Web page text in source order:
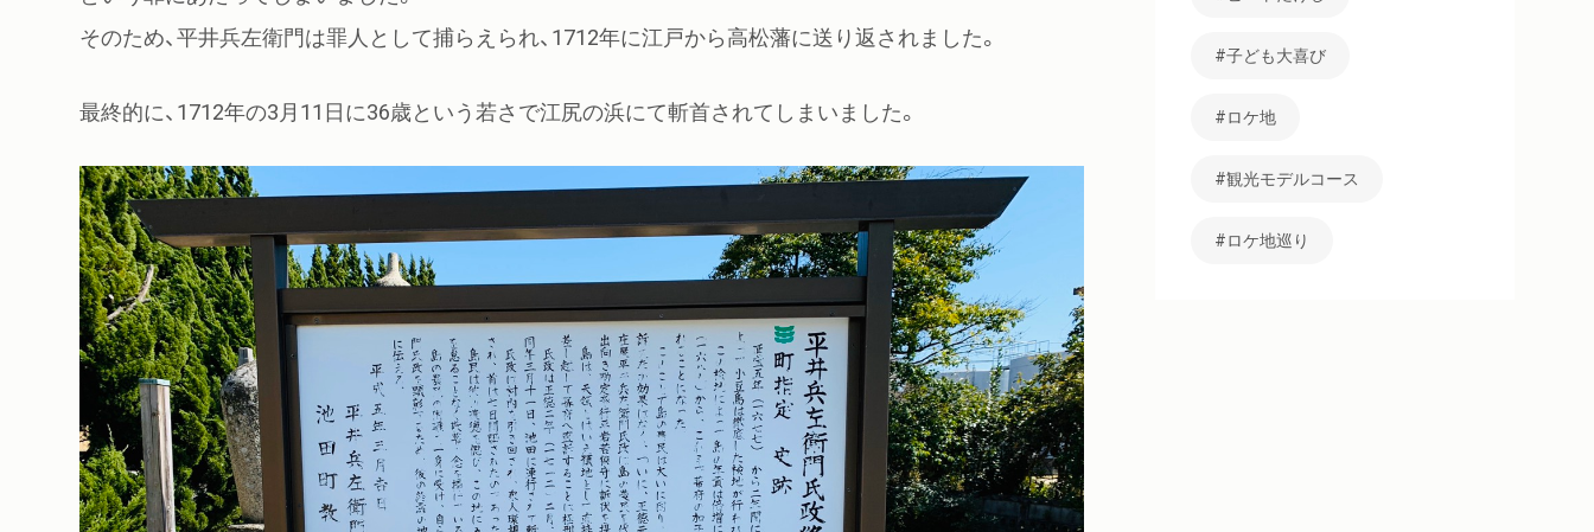
そのため、平井兵左衛門は罪人として捕らえられ、1712年に江戸から高松藩に送り返されました。
最終的に、1712年の3月11日に36歳という若さで江尻の浜にて斬首されてしまいました。
子ども大喜び
ロケ地
観光モデルコース
ロケ地巡り